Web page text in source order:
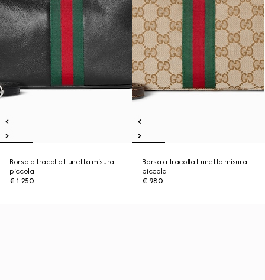
Borsa a tracolla Lunetta misura
piccola
€ 1.250
Borsa a tracolla Lunetta misura
piccola
€ 980